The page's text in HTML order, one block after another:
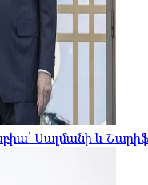
Սալմանի և